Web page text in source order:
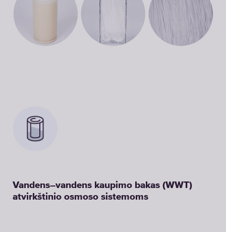
Vandens–vandens kaupimo bakas (WWT)
atvirkštinio osmoso sistemoms